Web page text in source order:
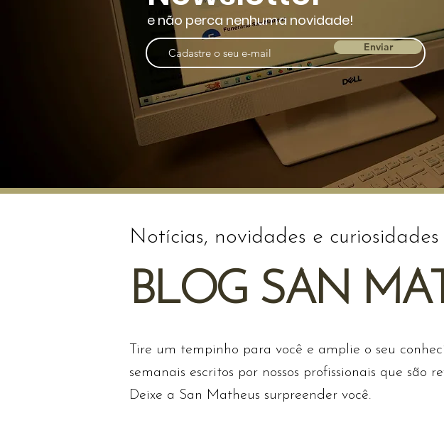
e não perca nenhuma novidade!
Enviar
Notícias, novidades e curiosidades
BLOG SAN
Tire um tempinho para você e amplie o seu
semanais escritos por nossos profissionais que são
Deixe a San Matheus surpreender você.